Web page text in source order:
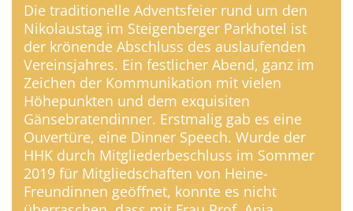
Die traditionelle Adventsfeier rund um den
Nikolaustag im Steigenberger Parkhotel ist
der krönende Abschluss des auslaufenden
Vereinsjahres. Ein festlicher Abend, ganz im
Zeichen der Kommunikation mit vielen
Höhepunkten und dem exquisiten
Gänsebratendinner. Erstmalig gab es eine
Ouvertüre, eine Dinner Speech. Wurde der
HHK durch Mitgliederbeschluss im Sommer
2019 für Mitgliedschaften von Heine-
Freundinnen geöffnet, konnte es nicht